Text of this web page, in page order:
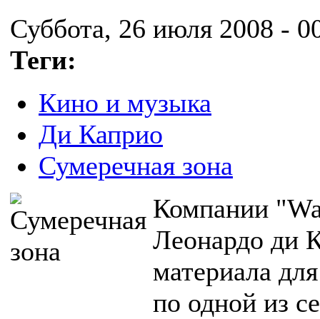
Суббота, 26 июля 2008 -
Теги:
Кино и музыка
Ди Каприо
Сумеречная зона
Компании
Леонардо ди
материала
по одной из